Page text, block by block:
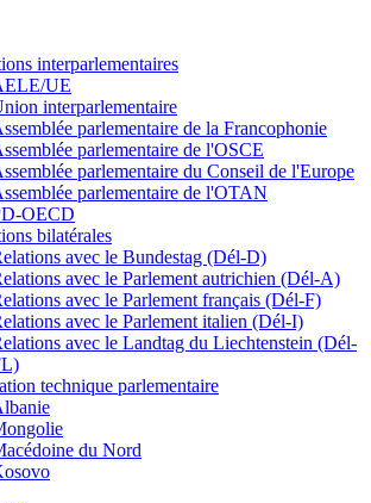
interparlementaires
UE
interparlementaire
parlementaire de la Francophonie
parlementaire de l'OSCE
parlementaire du Conseil de l'Europe
parlementaire de l'OTAN
OECD
bilatérales
avec le Bundestag (Dél-D)
avec le Parlement autrichien (Dél-A)
avec le Parlement français (Dél-F)
avec le Parlement italien (Dél-I)
avec le Landtag du Liechtenstein (Dél-
technique parlementaire
du Nord